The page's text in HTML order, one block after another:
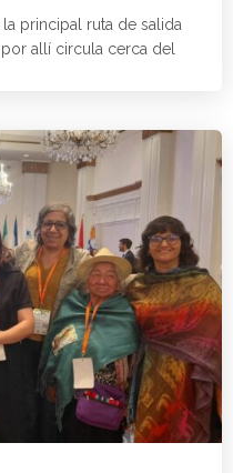
la principal ruta de salida
allí circula cerca del